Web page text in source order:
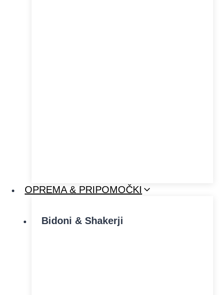
OPREMA & PRIPOMOČKI
Bidoni & Shakerji